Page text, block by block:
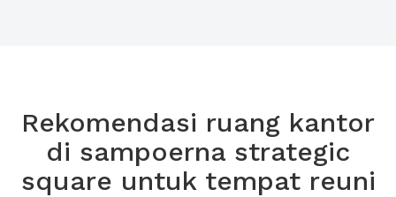
Rekomendasi ruang kantor
di sampoerna strategic
square untuk tempat reuni